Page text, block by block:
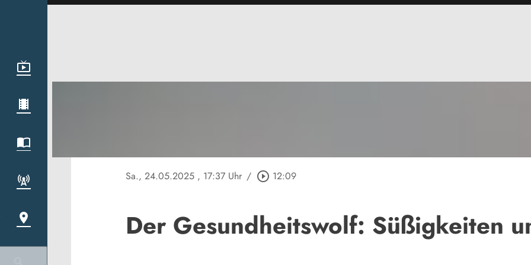
Sa., 24.05.2025 , 17:37 Uhr / play_circle_outline 12:09
Der Gesundheitswolf: Süßigkeiten